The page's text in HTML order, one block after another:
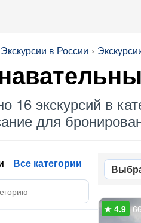
Экскурсии в России
16 экскурсий в
для
Все категории